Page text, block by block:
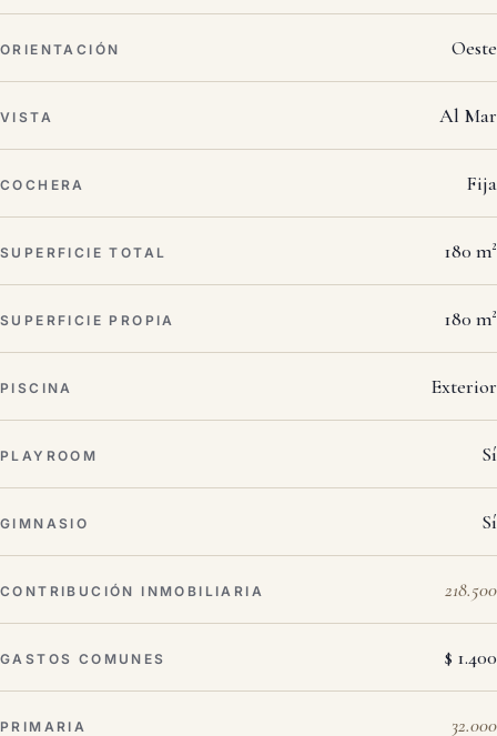
ORIENTACIÓN Oeste
VISTA Al Mar
COCHERA Fija
SUPERFICIE TOTAL 180 m²
SUPERFICIE PROPIA 180 m²
PISCINA Exterior
PLAYROOM Sí
GIMNASIO Sí
CONTRIBUCIÓN INMOBILIARIA 218.500
GASTOS COMUNES $ 1.400
PRIMARIA 32.000